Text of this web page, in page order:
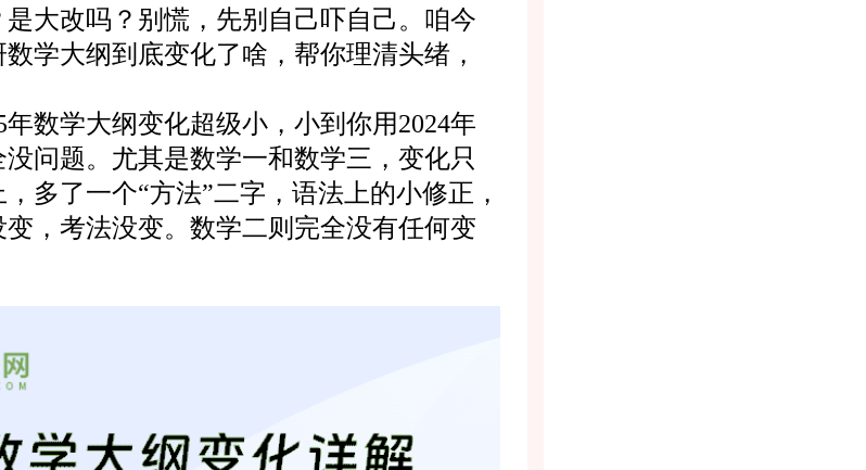
大改吗？别慌，先别自己吓自己。咱今
学大纲到底变化了啥，帮你理清头绪，
学大纲变化超级小，小到你用2024年
问题。尤其是数学一和数学三，变化只
多了一个“方法”二字，语法上的小修正，
，考法没变。数学二则完全没有任何变